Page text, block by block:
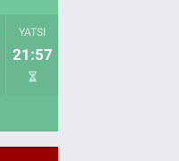
YATSI
21:57